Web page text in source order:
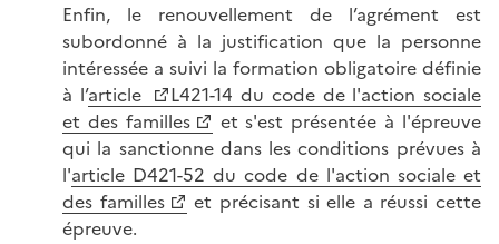
Enfin, le renouvellement de l’agrément est
subordonné à la justification que la personne
intéressée a suivi la formation obligatoire définie
à l’article
L421-14 du code de l'action sociale
et des familles
et s'est présentée à l'épreuve
qui la sanctionne dans les conditions prévues à
l'article D421-52 du code de l'action sociale et
des familles
et précisant si elle a réussi cette
épreuve.